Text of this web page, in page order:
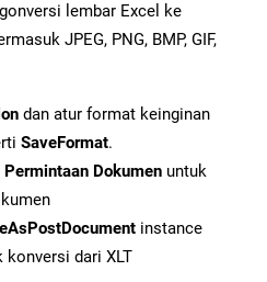
lembar Excel ke
JPEG, PNG, BMP, GIF,
dan atur format keinginan
SaveFormat.
Dokumen untuk
instance
konversi dari XLT